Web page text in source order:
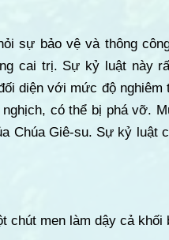
sự bảo vệ và thông
cai trị. Sự kỷ luật này
diện với mức độ nghiêm
có thể bị phá vỡ.
Chúa Giê-su. Sự kỷ luật
chút men làm dậy cả khối